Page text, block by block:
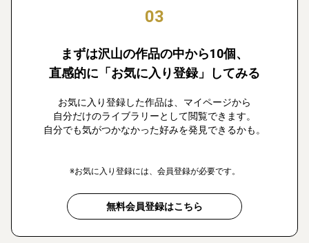
03
まずは沢山の作品の中から10個、
直感的に「お気に入り登録」してみる
お気に入り登録した作品は、マイページから
自分だけのライブラリーとして閲覧できます。
自分でも気がつかなかった好みを発見できるかも。
※お気に入り登録には、会員登録が必要です。
無料会員登録はこちら